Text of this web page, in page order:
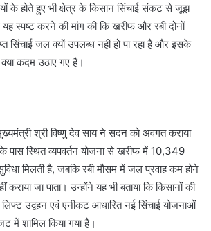
के होते हुए भी क्षेत्र के किसान सिंचाई संकट से जूझ
स्पष्ट करने की मांग की कि खरीफ और रबी दोनों
सिंचाई जल क्यों उपलब्ध नहीं हो पा रहा है और इसके
कदम उठाए गए हैं।
श्री विष्णु देव साय ने सदन को अवगत कराया
पास स्थित व्यपवर्तन योजना से खरीफ में 10,349
मिलती है, जबकि रबी मौसम में जल प्रवाह कम होने
जा पाता। उन्होंने यह भी बताया कि किसानों की
उद्वहन एवं एनीकट आधारित नई सिंचाई योजनाओं
में शामिल किया गया है।